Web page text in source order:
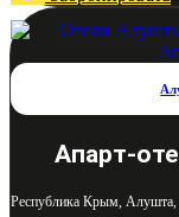
Апарт-
Республика Крым, Алушта,